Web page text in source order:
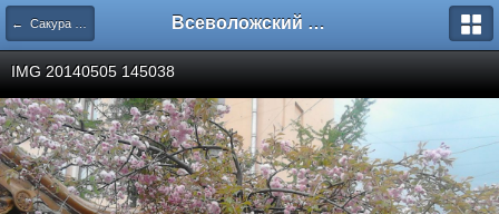
← Сакура в Питере Всеволожский форум
IMG 20140505 145038